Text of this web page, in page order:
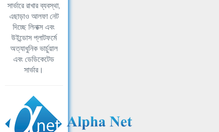
সার্ভারে রাখার ব্যবস্থা,
এছাড়াও আলফা নেট
দিচ্ছে লিনাক্স এবং
উইন্ডোস প্লাটফর্মে
অত্যাধুনিক ভার্চুয়াল
এবং ডেডিকেটেড
সার্ভার।